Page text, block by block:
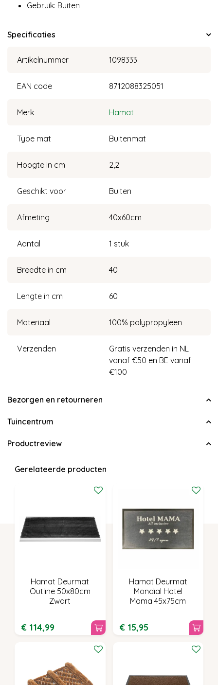
Gebruik: Buiten
Specificaties
Artikelnummer 1098333
EAN code 8712088325051
Merk Hamat
Type mat Buitenmat
Hoogte in cm 2,2
Geschikt voor Buiten
Afmeting 40x60cm
Aantal 1 stuk
Breedte in cm 40
Lengte in cm 60
Materiaal 100% polypropyleen
Verzenden
Gratis verzenden in NL
vanaf €50 en BE vanaf
€100
Bezorgen en retourneren
Tuincentrum
Productreview
Gerelateerde producten
Hamat Deurmat
Outline 50x80cm
Zwart
€ 114,99
Hamat Deurmat
Mondial Hotel
Mama 45x75cm
€ 15,95